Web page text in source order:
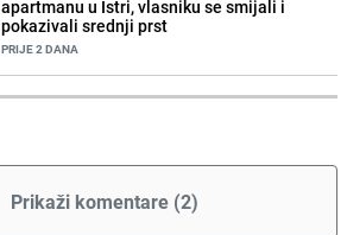
apartmanu u Istri, vlasniku se smijali i
pokazivali srednji prst
PRIJE 2 DANA
Prikaži komentare (2)